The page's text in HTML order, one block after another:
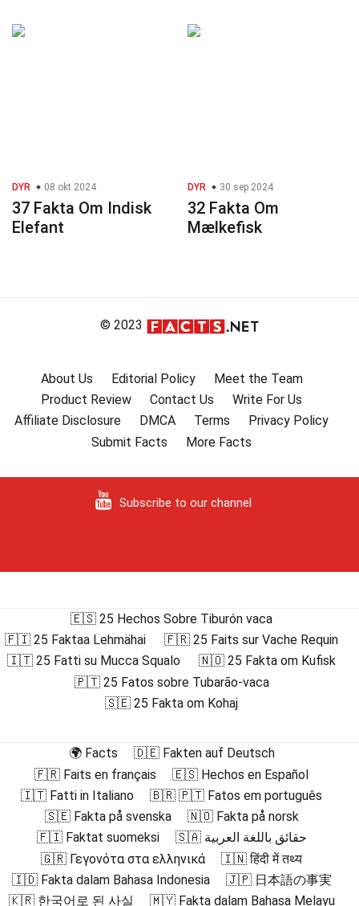
DYR 08 okt 2024
37 Fakta Om Indisk
Elefant
DYR 30 sep 2024
32 Fakta Om
Mælkefisk
© 2023
About Us Editorial Policy
Meet the Team
Product Review
Contact Us
Write For Us
Affiliate Disclosure
DMCA Terms
Privacy Policy
Submit Facts
More Facts
Subscribe to our channel
🇪🇸 25 Hechos Sobre Tiburón vaca
🇫🇮 25 Faktaa Lehmähai
🇫🇷 25 Faits sur Vache Requin
🇮🇹 25 Fatti su Mucca Squalo
🇳🇴 25 Fakta om Kufisk
🇵🇹 25 Fatos sobre Tubarão-vaca
🇸🇪 25 Fakta om Kohaj
🌍 Facts
🇩🇪 Fakten auf Deutsch
🇫🇷 Faits en français
🇪🇸 Hechos en Español
🇮🇹 Fatti in Italiano
🇧🇷 🇵🇹 Fatos em português
🇸🇪 Fakta på svenska
🇳🇴 Fakta på norsk
🇫🇮 Faktat suomeksi
🇸🇦 حقائق باللغة العربية
🇬🇷 Γεγονότα στα ελληνικά
🇮🇳 हिंदी में तथ्य
🇮🇩 Fakta dalam Bahasa Indonesia
🇯🇵 日本語の事実
🇰🇷 한국어로 된 사실
🇲🇾 Fakta dalam Bahasa Melayu